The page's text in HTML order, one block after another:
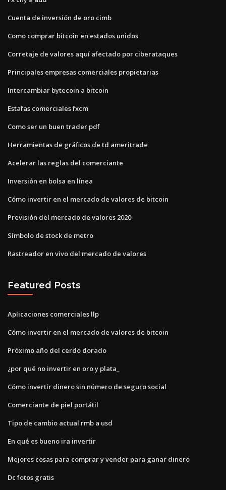
Cuenta de inversión de oro cimb
Como comprar bitcoin en estados unidos
Corretaje de valores aquí afectado por ciberataques
Principales empresas comerciales propietarias
Intercambiar bytecoin a bitcoin
Estafas comerciales fxcm
Como ser un buen trader pdf
Herramientas de gráficos de td ameritrade
Acelerar las reglas del comerciante
Inversión en bolsa en línea
Cómo invertir en el mercado de valores de bitcoin
Previsión del mercado de valores 2020
Símbolo de stock de metro
Rastreador en vivo del mercado de valores
Featured Posts
Aplicaciones comerciales llp
Cómo invertir en el mercado de valores de bitcoin
Próximo año del cerdo dorado
¿por qué no invertir en oro y plata_
Cómo invertir dinero sin número de seguro social
Comerciante de piel portátil
Tipo de cambio actual rmb a usd
En qué es bueno ira invertir
Mejores cosas para comprar y vender para ganar dinero
Dc fotos gratis